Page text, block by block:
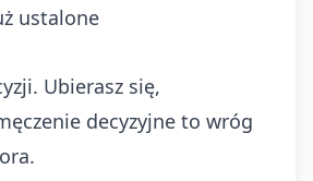
ustalone
Ubierasz się,
decyzyjne to wróg